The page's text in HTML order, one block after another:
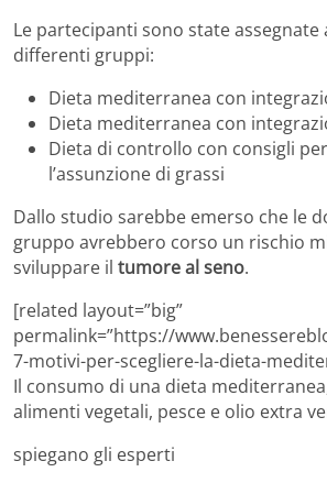
Le partecipanti sono state assegnate
differenti gruppi:
Dieta mediterranea con
Dieta mediterranea con
Dieta di controllo con consigli
l’assunzione di grassi
Dallo studio sarebbe emerso che le
gruppo avrebbero corso un rischio
sviluppare il tumore al seno.
[related layout=”big”
permalink=”https://
7-motivi-per-scegliere-la-dieta-
Il consumo di una dieta
alimenti vegetali, pesce e olio extra
spiegano gli esperti